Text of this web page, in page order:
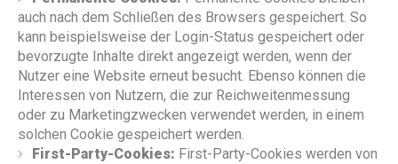
auch nach dem Schließen des Browsers gespeichert. So
kann beispielsweise der Login-Status gespeichert oder
bevorzugte Inhalte direkt angezeigt werden, wenn der
Nutzer eine Website erneut besucht. Ebenso können die
Interessen von Nutzern, die zur Reichweitenmessung
oder zu Marketingzwecken verwendet werden, in einem
solchen Cookie gespeichert werden.
First-Party-Cookies: First-Party-Cookies werden von